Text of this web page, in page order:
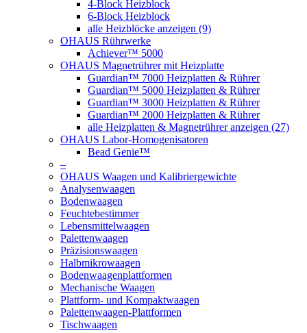
4-Block Heizblock
6-Block Heizblock
alle Heizblöcke anzeigen (9)
OHAUS Rührwerke
Achiever™ 5000
OHAUS Magnetrührer mit Heizplatte
Guardian™ 7000 Heizplatten & Rührer
Guardian™ 5000 Heizplatten & Rührer
Guardian™ 3000 Heizplatten & Rührer
Guardian™ 2000 Heizplatten & Rührer
alle Heizplatten & Magnetrührer anzeigen (27)
OHAUS Labor-Homogenisatoren
Bead Genie™
–
OHAUS Waagen und Kalibriergewichte
Analysenwaagen
Bodenwaagen
Feuchtebestimmer
Lebensmittelwaagen
Palettenwaagen
Präzisionswaagen
Halbmikrowaagen
Bodenwaagenplattformen
Mechanische Waagen
Plattform- und Kompaktwaagen
Palettenwaagen-Plattformen
Tischwaagen